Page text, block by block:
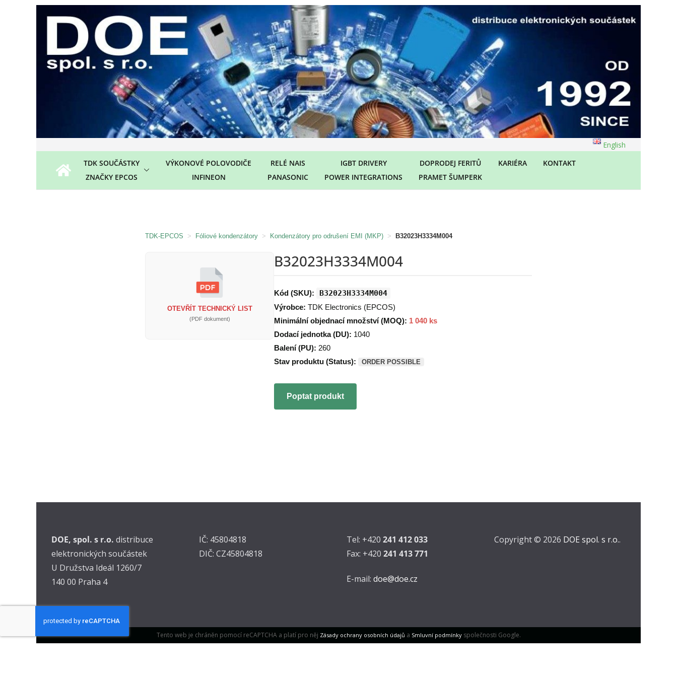
English
TDK SOUČÁSTKY
ZNAČKY EPCOS
VÝKONOVÉ POLOVODIČE
INFINEON
RELÉ NAIS
PANASONIC
IGBT DRIVERY
POWER INTEGRATIONS
DOPRODEJ FERITŮ
PRAMET ŠUMPERK
KARIÉRA KONTAKT
TDK-EPCOS > Fóliové kondenzátory > Kondenzátory pro odrušení EMI (MKP) > B32023H3334M004
OTEVŘÍT TECHNICKÝ LIST
(PDF dokument)
B32023H3334M004
Kód (SKU): B32023H3334M004
Výrobce: TDK Electronics (EPCOS)
Minimální objednací množství (MOQ): 1 040 ks
Dodací jednotka (DU): 1040
Balení (PU): 260
Stav produktu (Status):
ORDER POSSIBLE
Poptat produkt
DOE, spol. s r.o. distribuce
elektronických součástek
U Družstva Ideál 1260/7
140 00 Praha 4
IČ: 45804818
DIČ: CZ45804818
Tel: +420 241 412 033
Fax: +420 241 413 771
E-mail: doe@doe.cz
Copyright © 2026 DOE spol. s r.o..
Tento web je chráněn pomocí reCAPTCHA a platí pro něj Zásady ochrany osobních údajů a Smluvní podmínkyspolečnosti Google.